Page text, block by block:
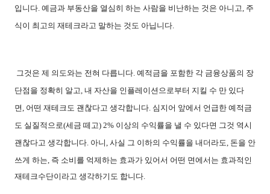
입니다 예금과 부동산을 열심히 하는 사람을 비난하는 것은 아니고 주
식이 최고의 재테크라고 말하는 것도 아닙니다
그것은 제 의도와는 전혀 다릅니다 예적금을 포함한 각 금융상품의 장
단점을 정확히 알고 내 자산을 인플레이션으로부터 지킬 수 만 있다
면 어떤 재테크도 괜찮다고 생각합니다 심지어 앞에서 언급한 예적금
도 실질적으로(세금 떼고) 2% 이상의 수익률을 낼 수 있다면 그것 역시
괜찮다고 생각합니다 아니 사실 그 이하의 수익률을 내더라도 돈을 안
쓰게 하는 즉 소비를 억제하는 효과가 있어서 어떤 면에서는 효과적인
재테크수단이라고 생각하기도 합니다